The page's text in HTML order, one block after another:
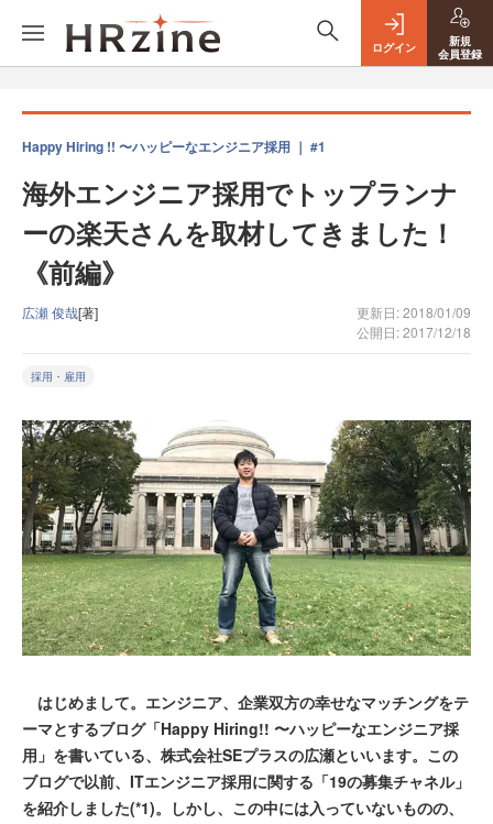
ログイン
新規
会員登録
Happy Hiring !! 〜ハッピーなエンジニア採用 ｜ #1
海外エンジニア採用でトップランナ
ーの楽天さんを取材してきました！
《前編》
広瀬 俊哉[著]
更新日: 2018/01/09
公開日: 2017/12/18
採用・雇用
はじめまして。エンジニア、企業双方の幸せなマッチングをテ
ーマとするブログ「Happy Hiring!! 〜ハッピーなエンジニア採
用」を書いている、株式会社SEプラスの広瀬といいます。この
ブログで以前、ITエンジニア採用に関する「19の募集チャネル」
を紹介しました(*1)。しかし、この中には入っていないものの、